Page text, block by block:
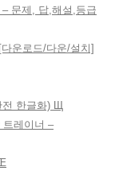
문제, 답,해설,등급
운로드/다운/설치]
전 한글화) Щ
트레이너 –